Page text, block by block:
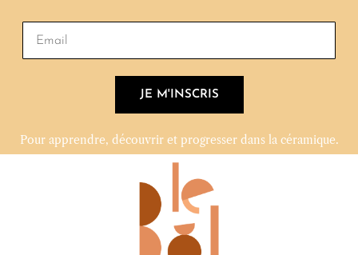
JE M'INSCRIS
Pour apprendre, découvrir et progresser dans la céramique.